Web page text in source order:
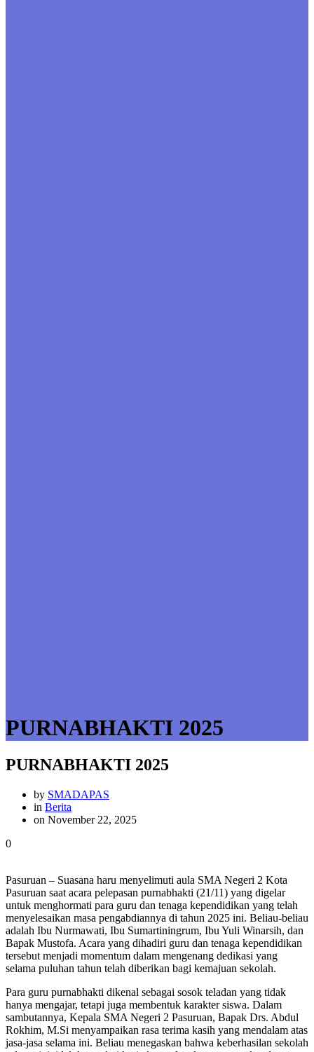
PURNABHAKTI 2025
PURNABHAKTI 2025
by SMADAPAS
in Berita
on November 22, 2025
0
Pasuruan – Suasana haru menyelimuti aula SMA Negeri 2 Kota
Pasuruan saat acara pelepasan purnabhakti (21/11) yang digelar
untuk menghormati para guru dan tenaga kependidikan yang telah
menyelesaikan masa pengabdiannya di tahun 2025 ini. Beliau-beliau
adalah Ibu Nurmawati, Ibu Sumartiningrum, Ibu Yuli Winarsih, dan
Bapak Mustofa. Acara yang dihadiri guru dan tenaga kependidikan
tersebut menjadi momentum dalam mengenang dedikasi yang
selama puluhan tahun telah diberikan bagi kemajuan sekolah.
Para guru purnabhakti dikenal sebagai sosok teladan yang tidak
hanya mengajar, tetapi juga membentuk karakter siswa. Dalam
sambutannya, Kepala SMA Negeri 2 Pasuruan, Bapak Drs. Abdul
Rokhim, M.Si menyampaikan rasa terima kasih yang mendalam atas
jasa-jasa selama ini. Beliau menegaskan bahwa keberhasilan sekolah